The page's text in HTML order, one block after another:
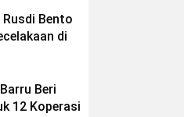
Rusdi Bento
di
Beri
12 Koperasi